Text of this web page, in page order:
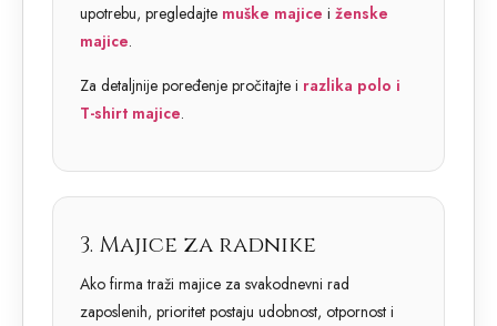
upotrebu, pregledajte muške majice i ženske
majice.
Za detaljnije poređenje pročitajte i razlika polo i
T-shirt majice.
3. Majice za radnike
Ako firma traži majice za svakodnevni rad
zaposlenih, prioritet postaju udobnost, otpornost i